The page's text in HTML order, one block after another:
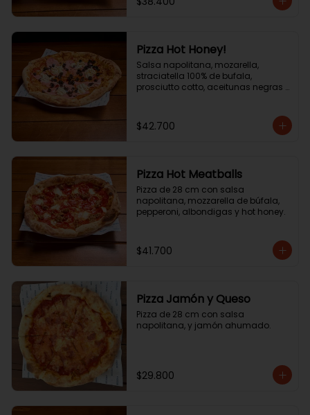
Pizza Hot Honey!
Salsa napolitana, mozarella,
straciatella 100% de bufala,
prosciutto cotto, aceitunas negras y
$42.700
Pizza Hot Meatballs
Pizza de 28 cm con salsa
napolitana, mozzarella de búfala,
pepperoni, albondigas y hot honey.
$41.700
Pizza Jamón y Queso
Pizza de 28 cm con salsa
napolitana, y jamón ahumado.
$29.800